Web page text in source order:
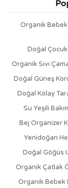
Organik Bebek
Doğal
Organik Sıvı
Doğal Güneş
Doğal Kolay
Su Yeşili
Bej Organizer
Yenidoğan
Doğal Göğüs
Organik Çatlak
Organik Bebek